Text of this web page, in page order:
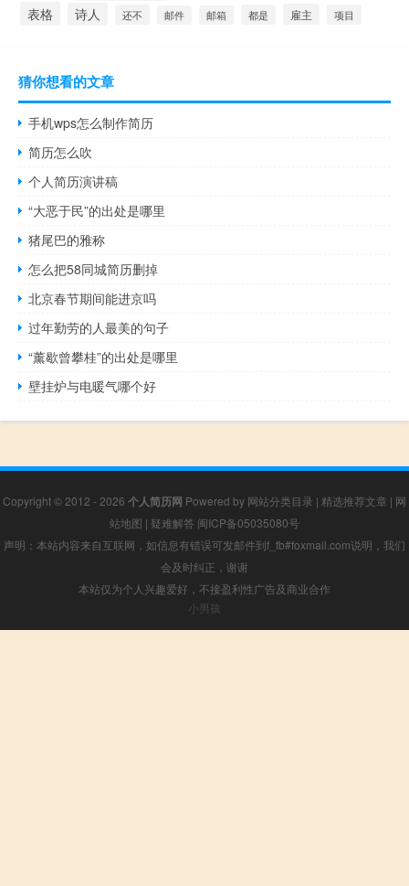
表格 诗人 还不 邮件 邮箱 都是 雇主 项目
猜你想看的文章
手机wps怎么制作简历
简历怎么吹
个人简历演讲稿
“大恶于民”的出处是哪里
猪尾巴的雅称
怎么把58同城简历删掉
北京春节期间能进京吗
过年勤劳的人最美的句子
“薰歇曾攀桂”的出处是哪里
壁挂炉与电暖气哪个好
Copyright © 2012 - 2026 个人简历网 Powered by 网站分类目录 | 精选推荐文章 | 网
站地图 | 疑难解答 闽ICP备05035080号
声明：本站内容来自互联网，如信息有错误可发邮件到f_fb#foxmail.com说明，我们
会及时纠正，谢谢
本站仅为个人兴趣爱好，不接盈利性广告及商业合作
小男孩